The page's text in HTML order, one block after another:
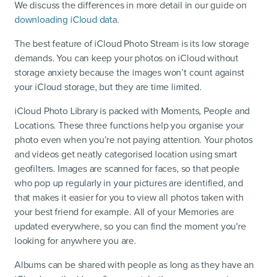
We discuss the differences in more detail in our guide on
downloading iCloud data.
The best feature of iCloud Photo Stream is its low storage
demands. You can keep your photos on iCloud without
storage anxiety because the images won’t count against
your iCloud storage, but they are time limited.
iCloud Photo Library is packed with Moments, People and
Locations. These three functions help you organise your
photo even when you’re not paying attention. Your photos
and videos get neatly categorised location using smart
geofilters. Images are scanned for faces, so that people
who pop up regularly in your pictures are identified, and
that makes it easier for you to view all photos taken with
your best friend for example. All of your Memories are
updated everywhere, so you can find the moment you're
looking for anywhere you are.
Albums can be shared with people as long as they have an